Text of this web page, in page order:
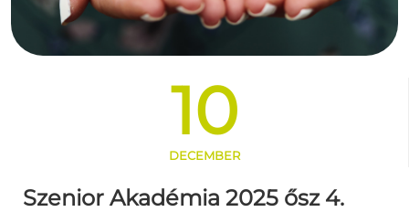
10
DECEMBER
Szenior Akadémia 2025 ősz 4.